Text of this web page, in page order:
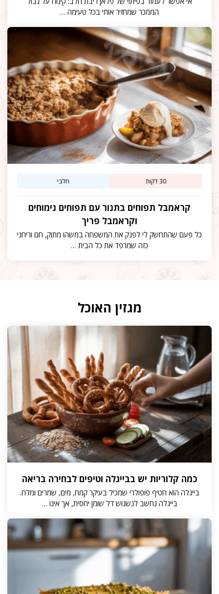
הממכר שמחזיר אותי בכל טעימה …
30 דקות חלבי
קראמבל תפוחים בתנור עם תפוחים נימוחים
וקראמבל פריך
כל פעם שהתחשק לי לפנק את המשפחה במשהו מתוק, חם וריחני
כזה שמרפד את כל הבית …
מגזין האוכל
כמה קלוריות יש בבייגלה וטיפים לבחירה בריאה
בייגלה הוא חטיף פופולרי שמכיל בעיקר קמח, מים, שמרים ומלח.
בייגלה נחשב לנשנוש דל שומן יחסית, אך אינו …